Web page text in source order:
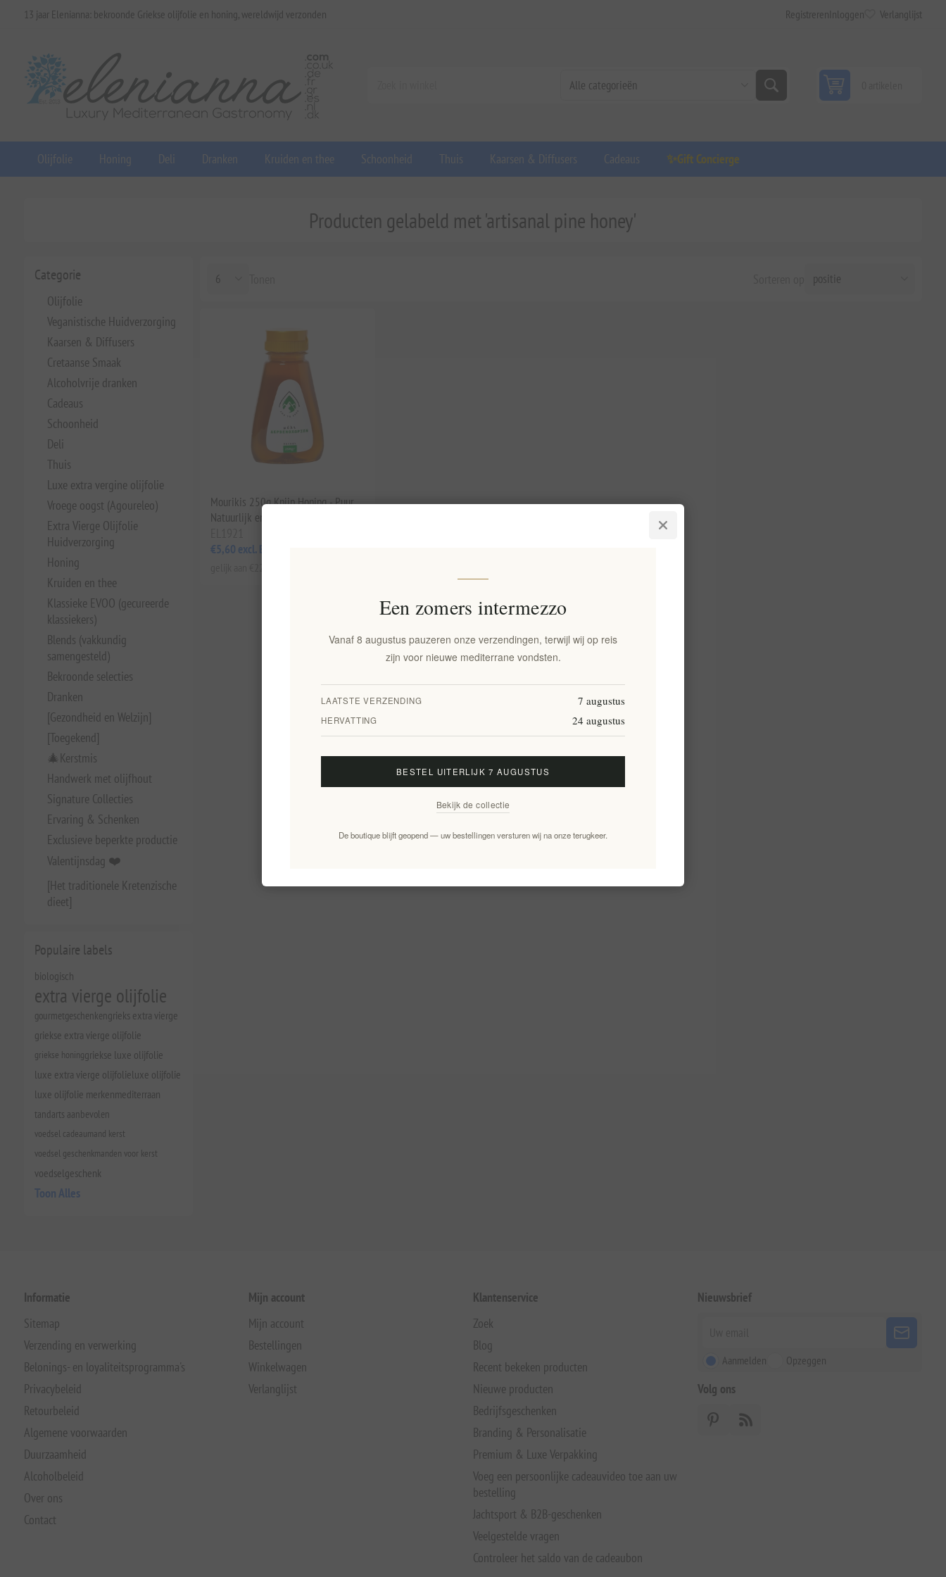
13 jaar Elenianna: bekroonde Griekse olijfolie en honing, wereldwijd verzonden Registreren Inloggen Verlanglijst
Olijfolie Honing Deli Dranken Kruiden en thee Schoonheid Thuis Kaarsen & Diffusers Cadeaus ✨Gift Concierge
Categorie
Olijfolie
Veganistische Huidverzorging
Kaarsen & Diffusers
Cretaanse Smaak
Alcoholvrije dranken
Cadeaus
Schoonheid
Deli
Thuis
Luxe extra vergine olijfolie
Vroege oogst (Agoureleo)
Extra Vierge Olijfolie
Huidverzorging
Honing
Kruiden en thee
Klassieke EVOO (gecureerde
klassiekers)
Blends (vakkundig
samengesteld)
Bekroonde selecties
Dranken
[Gezondheid en Welzijn]
[Toegekend]
🎄Kerstmis
Handwerk met olijfhout
Signature Collecties
Ervaring & Schenken
Exclusieve beperkte productie
Valentijnsdag ❤️
[Het traditionele Kretenzische
dieet]
Populaire labels
biologisch
extra vierge olijfolie
gourmetgeschenkengrieks extra vierge
griekse extra vierge olijfolie
griekse honinggriekse luxe olijfolie
luxe extra vierge olijfolieluxe olijfolie
luxe olijfolie merkenmediterraan
tandarts aanbevolen
voedsel cadeaumand kerst
voedsel geschenkmanden voor kerst
voedselgeschenk
Toon Alles
Producten gelabeld met 'artisanal pine honey'
Mourikis 250g Knijp Honing - Puur,
Natuurlijk en Heerlijke Zoetstof
€5,60 excl. BTW
Informatie
Sitemap
Verzending en verwerking
Belonings- en loyaliteitsprogramma's
Privacybeleid
Retourbeleid
Algemene voorwaarden
Duurzaamheid
Alcoholbeleid
Over ons
Contact
Mijn account
Mijn account
Bestellingen
Winkelwagen
Verlanglijst
Klantenservice
Zoek
Blog
Recent bekeken producten
Nieuwe producten
Bedrijfsgeschenken
Branding & Personalisatie
Premium & Luxe Verpakking
Voeg een persoonlijke cadeauvideo toe aan uw
bestelling
Jachtsport & B2B-geschenken
Veelgestelde vragen
Controleer het saldo van de cadeaubon
Nieuwsbrief
Aanmelden Opzeggen
Volg ons
Een zomers intermezzo
Vanaf 8 augustus pauzeren onze verzendingen, terwijl wij op reis
zijn voor nieuwe mediterrane vondsten.
LAATSTE VERZENDING 7 augustus
HERVATTING 24 augustus
BESTEL UITERLIJK 7 AUGUSTUS
Bekijk de collectie
De boutique blijft geopend — uw bestellingen versturen wij na onze terugkeer.